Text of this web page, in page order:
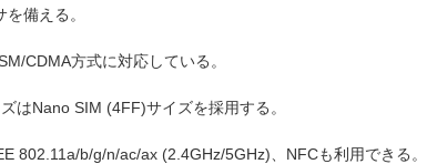
備える。
CDMA方式に対応している。
はNano SIM (4FF)サイズを採用する。
802.11a/b/g/n/ac/ax (2.4GHz/5GHz)、NFCも利用できる。